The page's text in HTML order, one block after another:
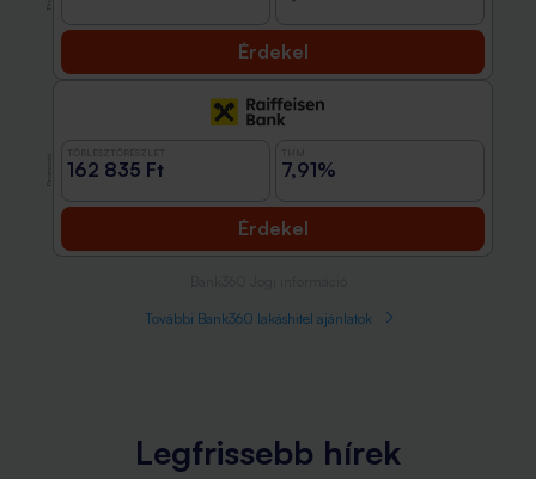
Érdekel
162 835 Ft 7,91%
Érdekel
További Bank360 lakáshitel ajánlatok
Legfrissebb hírek